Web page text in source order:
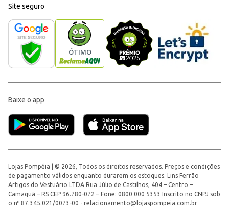
Site seguro
Baixe o app
Lojas Pompéia | © 2026, Todos os direitos reservados. Preços e condições
de pagamento válidos enquanto durarem os estoques. Lins Ferrão
Artigos do Vestuário LTDA Rua Júlio de Castilhos, 404 – Centro –
Camaquã – RS CEP 96.780-072 – Fone: 0800 000 5353 Inscrito no CNPJ sob
o nº 87.345.021/0073-00 - relacionamento@lojaspompeia.com.br